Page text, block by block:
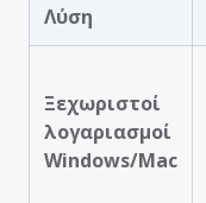
Λύση
Ξεχωριστοί
λογαριασμοί
Windows/Mac